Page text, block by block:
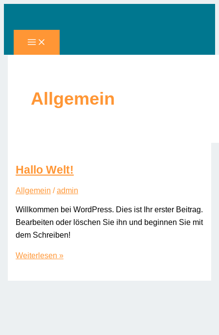
Allgemein
Hallo Welt!
Allgemein /admin
Willkommen bei WordPress. Dies ist Ihr erster Beitrag.
Bearbeiten oder löschen Sie ihn und beginnen Sie mit
dem Schreiben!
Hallo
Weiterlesen »